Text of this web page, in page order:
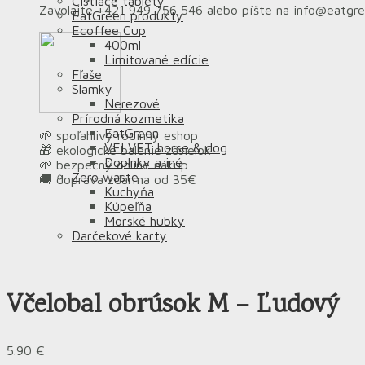
Zavolajte +421 949 756 546 alebo píšte na
🌱 spoľahlivý rodinný eshop
🎁 ekologické balenie zásielok
🌱 bezpečný online nákup
🚚 doprava zdarma od 35€
EatGreen produkty
Ecoffee Cup
400ml
Limitované edície
Fľaše
Slamky
Nerezové
Prírodná kozmetika
EatGreen
VELVET horse & dog
Doplnky a iné
Zero waste
Kuchyňa
Kúpeľňa
Morské hubky
Darčekové karty
Včelobal obrúsok M – Ľudový
5.90 €